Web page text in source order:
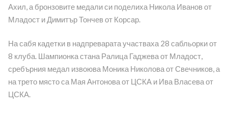
Ахил, а бронзовите медали си поделиха Никола Иванов от
Младост и Димитър Тончев от Корсар.
На сабя кадетки в надпреварата участваха 28 сабльорки от
8 клуба. Шампионка стана Ралица Гаджева от Младост,
сребърния медал извоюва Моника Николова от Свечников, а
на трето място са Мая Антонова от ЦСКА и Ива Власева от
ЦСКА.